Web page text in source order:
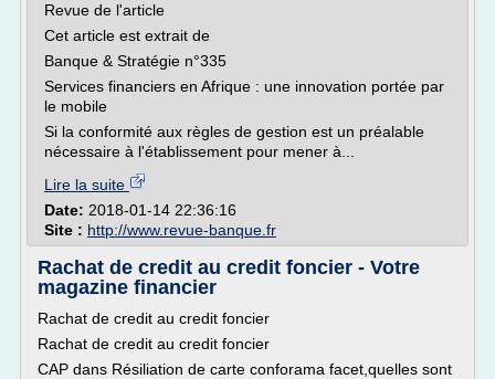
Revue de l'article
Cet article est extrait de
Banque & Stratégie n°335
Services financiers en Afrique : une innovation portée par
le mobile
Si la conformité aux règles de gestion est un préalable
nécessaire à l'établissement pour mener à...
Lire la suite
Date: 2018-01-14 22:36:16
Site : http://www.revue-banque.fr
Rachat de credit au credit foncier - Votre
magazine financier
Rachat de credit au credit foncier
Rachat de credit au credit foncier
CAP dans Résiliation de carte conforama facet,quelles sont